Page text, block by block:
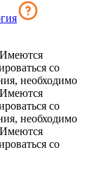
Имеются
со
необходимо
Имеются
со
необходимо
Имеются
со